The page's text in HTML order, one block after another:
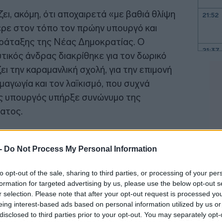
Do Not Process My Personal Information
opt-out of the sale, sharing to third parties, or processing of your
for targeted advertising by us, please use the below opt-out
selection. Please note that after your opt-out request is processed
interest-based ads based on personal information utilized by us
to third parties prior to your opt-out. You may separately
ακόμη, ότι αποχαιρετά «με βαθιά θλίψη
στον τόπο τον πρώην υπουργό και
της Νέας Δημοκρατίας. Ο
άνδρας διακρίθηκε για τον δωρικό
την καραμανλική σχολή, για την επιμονή
και τον λαϊκισμό, που συχνά
υπουργός υπήρξε συνώνυμο της
21:52
21:37
20:41
20:38